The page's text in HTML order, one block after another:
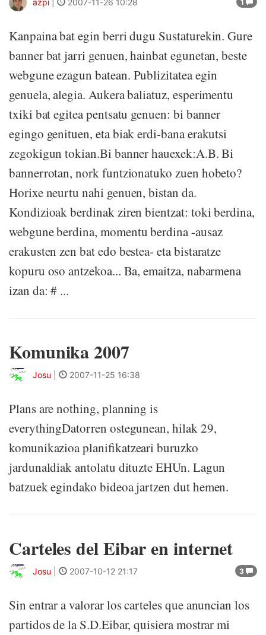
1
azpi 2007-11-26 10:28
Kanpaina bat egin berri dugu Sustaturekin. Gure
banner bat jarri genuen, hainbat egunetan, beste
webgune ezagun batean. Publizitatea egin
genuela, alegia. Aukera baliatuz, esperimentu
txiki bat egitea pentsatu genuen: bi banner
egingo genituen, eta biak erdi-bana erakutsi
zegokigun tokian.Bi banner hauexek:A.B. Bi
bannerrotan, nork funtzionatuko zuen hobeto?
Horixe neurtu nahi genuen, bistan da.
Kondizioak berdinak ziren bientzat: toki berdina,
webgune berdina, momentu berdina -ausaz
erakusten zen bat edo bestea- eta bistaratze
kopuru oso antzekoa... Ba, emaitza, nabarmena
izan da: # ...
Komunika 2007
Josu 2007-11-25 16:38
Plans are nothing, planning is
everythingDatorren ostegunean, hilak 29,
komunikazioa planifikatzeari buruzko
jardunaldiak antolatu dituzte EHUn. Lagun
batzuek egindako bideoa jartzen dut hemen.
Carteles del Eibar en internet
3
Josu 2007-10-12 21:17
Sin entrar a valorar los carteles que anuncian los
partidos de la S.D.Eibar, quisiera mostrar mi